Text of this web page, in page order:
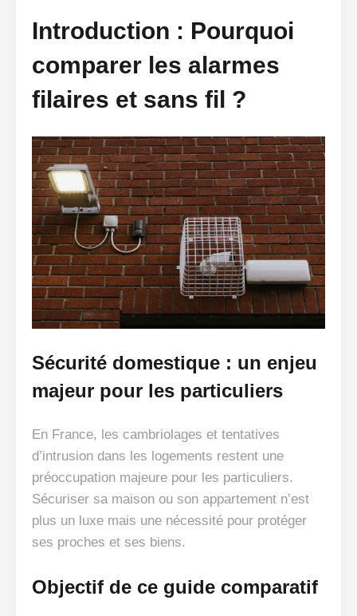
Introduction : Pourquoi
comparer les alarmes
filaires et sans fil ?
Sécurité domestique : un enjeu
majeur pour les particuliers
En France, les cambriolages et tentatives
d’intrusion dans les logements restent une
préoccupation majeure pour les particuliers.
Sécuriser sa maison ou son appartement n’est
plus un luxe mais une nécessité pour protéger
ses proches et ses biens.
Objectif de ce guide comparatif